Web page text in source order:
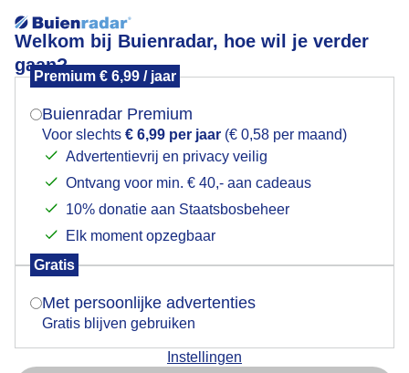
Welkom bij Buienradar, hoe wil je verder
gaan?
Premium € 6,99 / jaar
Buienradar Premium
Voor slechts € 6,99 per jaar (€ 0,58 per maand)
Advertentievrij en privacy veilig
Ontvang voor min. € 40,- aan cadeaus
10% donatie aan Staatsbosbeheer
Elk moment opzegbaar
Gratis
Met persoonlijke advertenties
Gratis blijven gebruiken
Instellingen
Zon, wolken, wind en bootjes
Mogen we je locatie gebruiken voor het
Indien je hier nog geen akkoord op hebt gegeven,
verschijnt er zo een pop-up uit je browser waarin
Is goed, toon de popup
Nu niet, misschien later